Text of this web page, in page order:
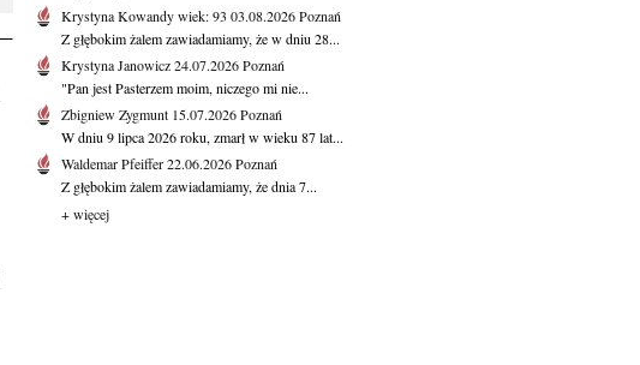
Krystyna Kowandywiek: 93 03.08.2026Poznań
Z głębokim żalem zawiadamiamy, że w dniu 28...
Krystyna Janowicz24.07.2026Poznań
"Pan jest Pasterzem moim, niczego mi nie...
Zbigniew Zygmunt 15.07.2026Poznań
W dniu 9 lipca 2026 roku, zmarł w wieku 87 lat...
Waldemar Pfeiffer22.06.2026Poznań
Z głębokim żalem zawiadamiamy, że dnia 7...
+ więcej